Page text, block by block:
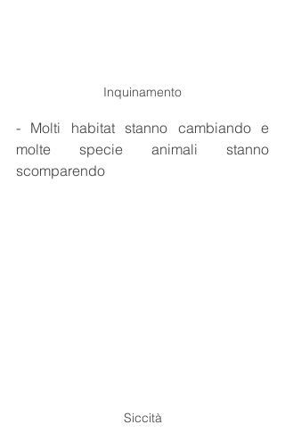
Inquinamento
- Molti habitat stanno cambiando e
molte specie animali stanno
scomparendo
Siccità